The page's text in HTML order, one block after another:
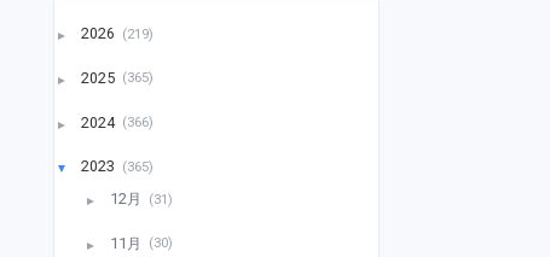
► 2026 (219)
► 2025 (365)
► 2024 (366)
▼ 2023 (365)
► 12月 (31)
► 11月 (30)